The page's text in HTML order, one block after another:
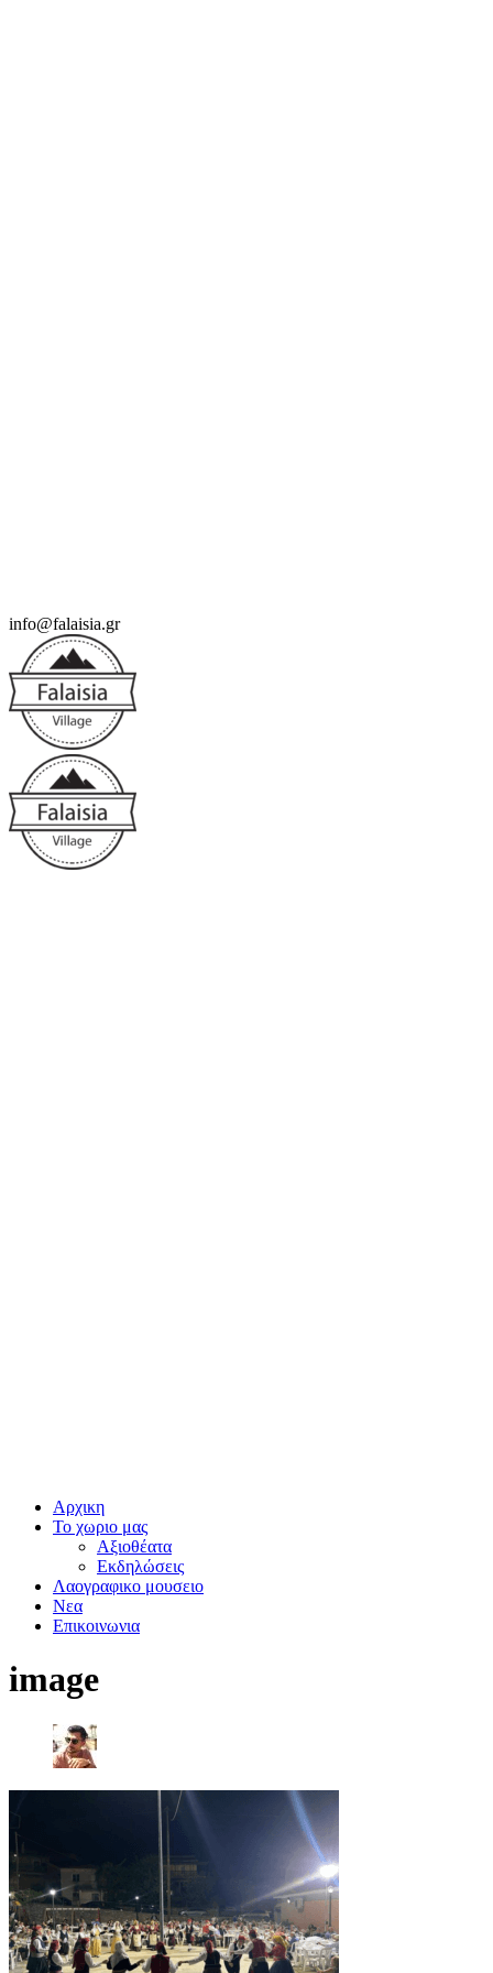
info@falaisia.gr
Αρχικη
Το χωριο μας
Αξιοθέατα
Εκδηλώσεις
Λαογραφικο μουσειο
Νεα
Επικοινωνια
image